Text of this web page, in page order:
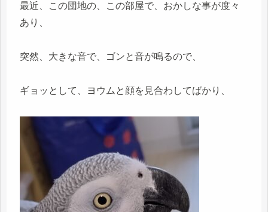
最近、この団地の、この部屋で、おかしな事が度々
あり、
突然、大きな音で、ゴンと音が鳴るので、
ギョッとして、ヨウムと顔を見合わしてばかり、